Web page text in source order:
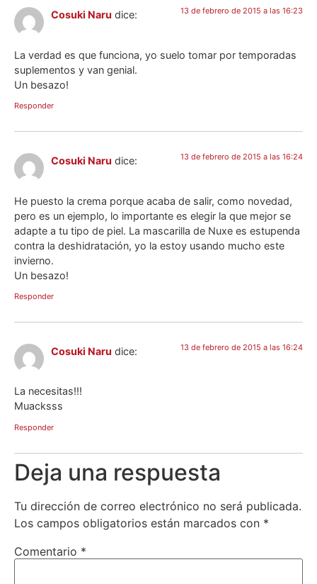
Cosuki Naru dice: 13 de febrero de 2015 a las 16:23
La verdad es que funciona, yo suelo tomar por temporadas
suplementos y van genial.
Un besazo!
Responder
Cosuki Naru dice: 13 de febrero de 2015 a las 16:24
He puesto la crema porque acaba de salir, como novedad,
pero es un ejemplo, lo importante es elegir la que mejor se
adapte a tu tipo de piel. La mascarilla de Nuxe es estupenda
contra la deshidratación, yo la estoy usando mucho este
invierno.
Un besazo!
Responder
Cosuki Naru dice: 13 de febrero de 2015 a las 16:24
La necesitas!!!
Muacksss
Responder
Deja una respuesta
Tu dirección de correo electrónico no será publicada.
Los campos obligatorios están marcados con *
Comentario *